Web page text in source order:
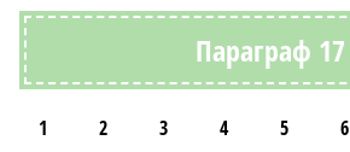
Параграф 17
1 2 3 4 5 6